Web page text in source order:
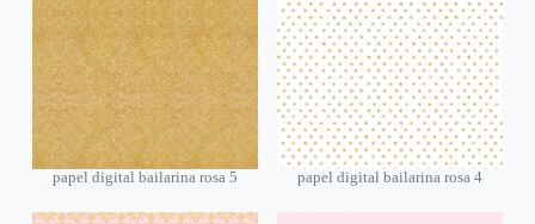
papel digital bailarina rosa 5 papel digital bailarina rosa 4